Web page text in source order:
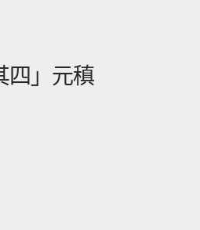
四」元稹